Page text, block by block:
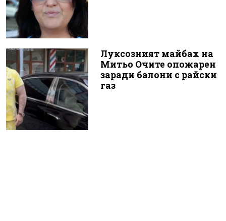
Луксозният майбах на
Митьо Очите опожарен
заради балони с райски
газ